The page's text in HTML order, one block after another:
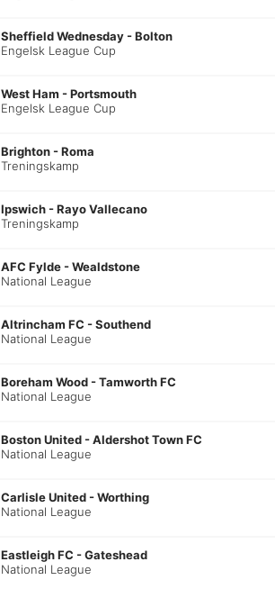
Sheffield Wednesday -Bolton
Engelsk League Cup
West Ham -Portsmouth
Engelsk League Cup
Brighton -Roma
Treningskamp
Ipswich -Rayo Vallecano
Treningskamp
AFC Fylde -Wealdstone
National League
Altrincham FC -Southend
National League
Boreham Wood -Tamworth FC
National League
Boston United -Aldershot Town FC
National League
Carlisle United -Worthing
National League
Eastleigh FC -Gateshead
National League